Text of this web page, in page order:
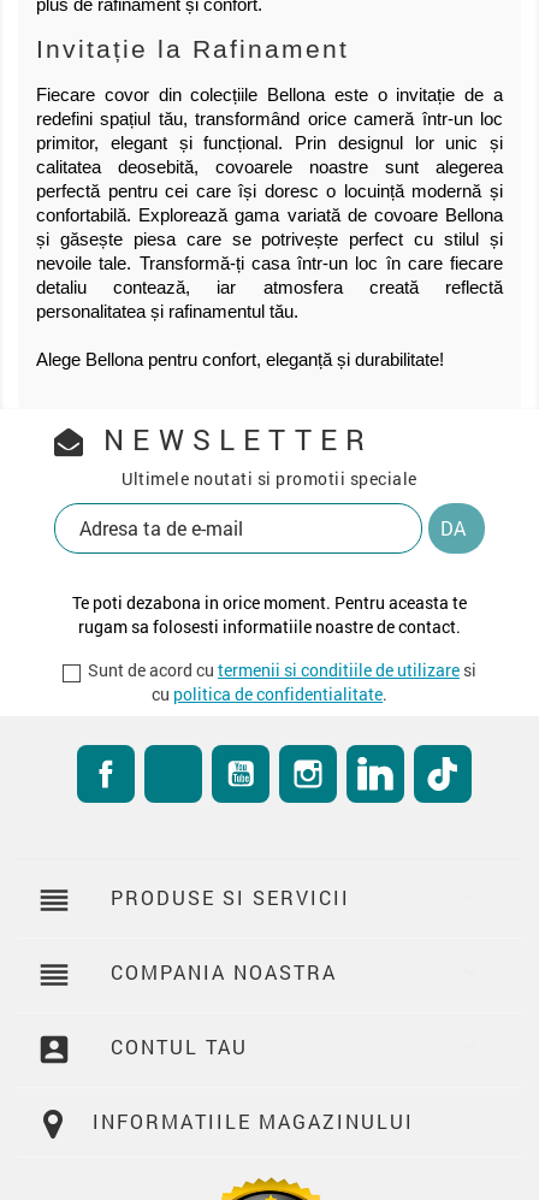
plus de rafinament și confort.
Invitație la Rafinament
Fiecare covor din colecțiile Bellona este o invitație de a
redefini spațiul tău, transformând orice cameră într-un loc
primitor, elegant și funcțional. Prin designul lor unic și
calitatea deosebită, covoarele noastre sunt alegerea
perfectă pentru cei care își doresc o locuință modernă și
confortabilă. Explorează gama variată de covoare Bellona
și găsește piesa care se potrivește perfect cu stilul și
nevoile tale. Transformă-ți casa într-un loc în care fiecare
detaliu contează, iar atmosfera creată reflectă
personalitatea și rafinamentul tău.
Alege Bellona pentru confort, eleganță și durabilitate!
NEWSLETTER
Ultimele noutati si promotii speciale
Te poti dezabona in orice moment. Pentru aceasta te
rugam sa folosesti informatiile noastre de contact.
Sunt de acord cu termenii si conditiile de utilizare si
cu politica de confidentialitate.
FacebookRSS YouTube InstagramLinkedIn
reorder PRODUSE SI SERVICII
reorder COMPANIA NOASTRA
account_box CONTUL TAU
INFORMATIILE MAGAZINULUI